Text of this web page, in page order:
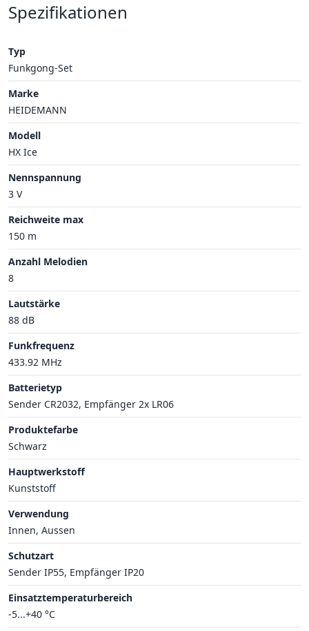
Spezifikationen
Typ
Funkgong-Set
Marke
HEIDEMANN
Modell
HX Ice
Nennspannung
3 V
Reichweite max
150 m
Anzahl Melodien
8
Lautstärke
88 dB
Funkfrequenz
433.92 MHz
Batterietyp
Sender CR2032, Empfänger 2x LR06
Produktefarbe
Schwarz
Hauptwerkstoff
Kunststoff
Verwendung
Innen, Aussen
Schutzart
Sender IP55, Empfänger IP20
Einsatztemperaturbereich
-5...+40 °C